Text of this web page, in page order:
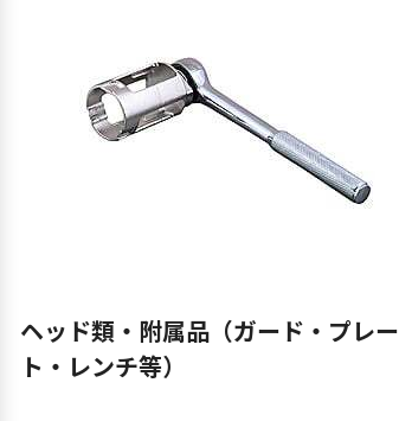
ヘッド類・附属品（ガード・プレー
ト・レンチ等）